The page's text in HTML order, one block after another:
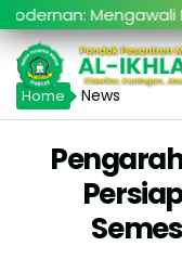
Mengawali
Home News